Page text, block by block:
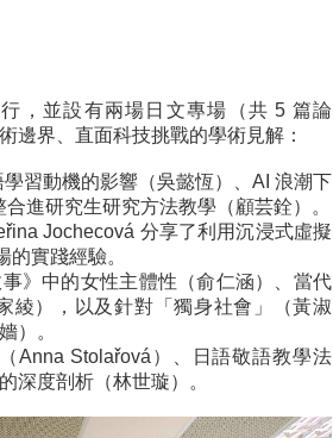
，並設有兩場日文專場（共 5 篇論
邊界、直面科技挑戰的學術見解：
習動機的影響（吳懿恆）、AI 浪潮下
進研究生研究方法教學（顧芸銓）。
Jochecová 分享了利用沉浸式虛擬
實踐經驗。
》中的女性主體性（俞仁涵）、當代
綾），以及針對「獨身社會」（黃淑
）。
Anna Stolařová）、日語敬語教學法
深度剖析（林世璇）。